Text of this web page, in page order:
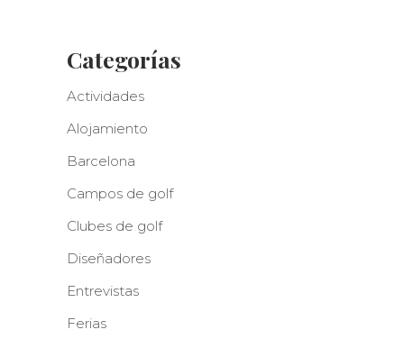
Categorías
Actividades
Alojamiento
Barcelona
Campos de golf
Clubes de golf
Diseñadores
Entrevistas
Ferias